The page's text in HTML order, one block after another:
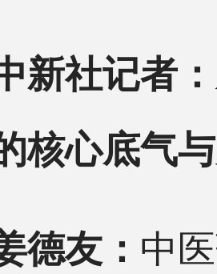
新社记者
核心底气
德友： 中